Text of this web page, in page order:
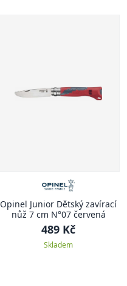
Opinel Junior Dětský zavírací
nůž 7 cm N°07 červená
489 Kč
Skladem